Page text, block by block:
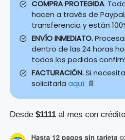
COMPRA PROTEGIDA.
hacen a través de
transferencia y están
ENVÍO INMEDIATO.
dentro de las 24 horas
todos los pedidos
FACTURACIÓN.Si
solicitarla aquí. 📄
Desde $1111 al mes con crédito
Hasta 12 pagos sin tarjeta